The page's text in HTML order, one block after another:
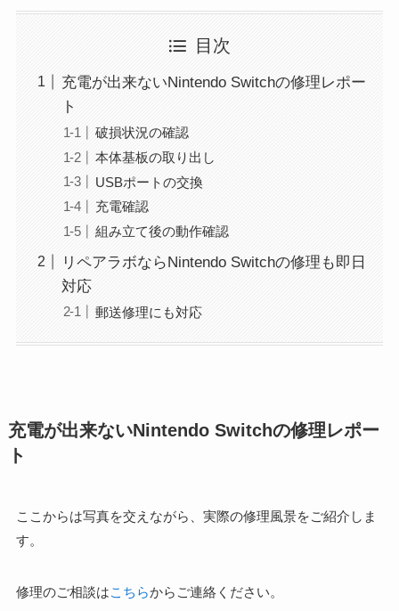
目次
充電が出来ないNintendo Switchの修理レポー
ト
破損状況の確認
本体基板の取り出し
USBポートの交換
充電確認
組み立て後の動作確認
リペアラボならNintendo Switchの修理も即日
対応
郵送修理にも対応
充電が出来ないNintendo Switchの修理レポー
ト
ここからは写真を交えながら、実際の修理風景をご紹介しま
す。
修理のご相談はこちらからご連絡ください。